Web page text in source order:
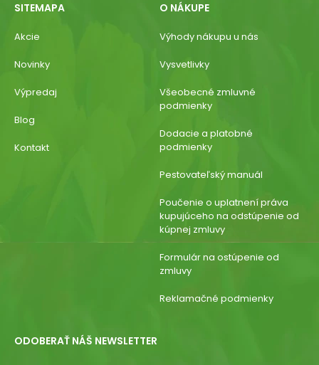
SITEMAPA
Akcie
Novinky
Výpredaj
Blog
Kontakt
O NÁKUPE
Výhody nákupu u nás
Vysvetlivky
Všeobecné zmluvné
podmienky
Dodacie a platobné
podmienky
Pestovateľský manuál
Poučenie o uplatnení práva
kupujúceho na odstúpenie od
kúpnej zmluvy
Formulár na ostúpenie od
zmluvy
Reklamačné podmienky
ODOBERAŤ NÁŠ NEWSLETTER